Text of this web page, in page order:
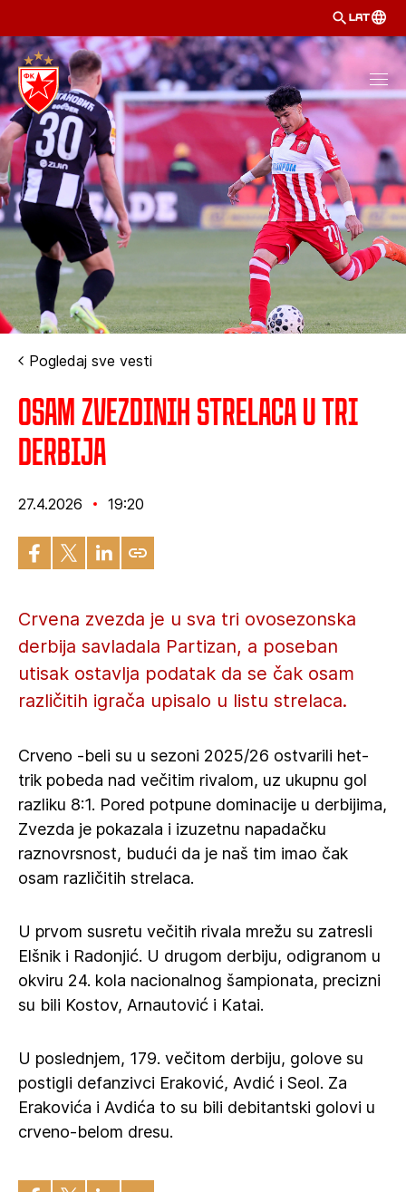
LAT
Pogledaj sve vesti
Osam Zvezdinih strelaca u tri
derbija
27.4.2026 19:20
Crvena zvezda je u sva tri ovosezonska
derbija savladala Partizan, a poseban
utisak ostavlja podatak da se čak osam
različitih igrača upisalo u listu strelaca.
Crveno -beli su u sezoni 2025/26 ostvarili het-
trik pobeda nad večitim rivalom, uz ukupnu gol
razliku 8:1. Pored potpune dominacije u derbijima,
Zvezda je pokazala i izuzetnu napadačku
raznovrsnost, budući da je naš tim imao čak
osam različitih strelaca.
U prvom susretu večitih rivala mrežu su zatresli
Elšnik i Radonjić. U drugom derbiju, odigranom u
okviru 24. kola nacionalnog šampionata, precizni
su bili Kostov, Arnautović i Katai.
U poslednjem, 179. večitom derbiju, golove su
postigli defanzivci Eraković, Avdić i Seol. Za
Erakovića i Avdića to su bili debitantski golovi u
crveno-belom dresu.